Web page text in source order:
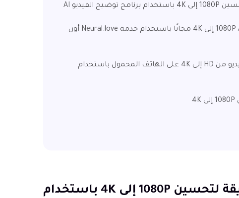
الجزء 2. قم بتحسين 1080P / HD إلى 4K مجانًا باستخدام خدمة Neural.love أون
الجزء 3. تحسين جودة الفيديو من HD إلى 4K على الهاتف المحمول باستخدام
الجزء 1. أفضل طريقة لتحسين 1080P إلى 4K باستخدام